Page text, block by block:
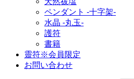
ペンダント -十字架-
水晶 -丸玉-
護符
書籍
靈符※会員限定
お問い合わせ